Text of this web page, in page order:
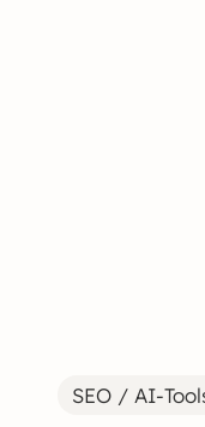
SEO / AI-